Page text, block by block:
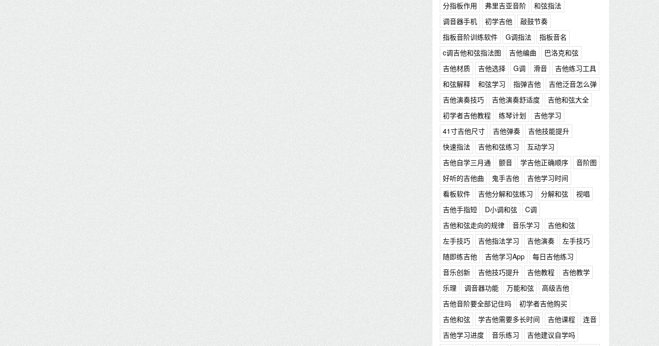
分指板作用
弗里吉亚音阶
和弦指法
调音器手机
初学吉他
敲鼓节奏
指板音阶训练软件
G调指法
指板音名
c调吉他和弦指法图
吉他编曲
巴洛克和弦
吉他材质
吉他选择 G调 滑音
吉他练习工具
和弦解释
和弦学习 指弹吉他
吉他泛音怎么弹
吉他演奏技巧
吉他演奏舒适度
吉他和弦大全
初学者吉他教程
练琴计划
吉他学习
41寸吉他尺寸
吉他弹奏
吉他技能提升
快速指法
吉他和弦练习
互动学习
吉他自学三月通
颤音 学吉他正确顺序
音阶图
好听的吉他曲
鬼手吉他
吉他学习时间
看板软件
吉他分解和弦练习 分解和弦
视唱
吉他手指短
D小调和弦
C调
吉他和弦走向的规律
音乐学习
吉他和弦
左手技巧
吉他指法学习 吉他演奏
左手技巧
随即练吉他
吉他学习App
每日吉他练习
音乐创新
吉他技巧提升 吉他教程
吉他教学
乐理
调音器功能 万能和弦
高级吉他
吉他音阶要全部记住吗
初学者吉他购买
吉他和弦
学吉他需要多长时间 吉他课程
连音
吉他学习进度
音乐练习
吉他建议自学吗